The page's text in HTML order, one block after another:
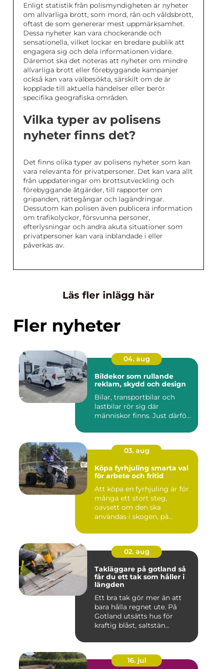
Enligt statistik från polismyndigheten är nyheter
om allvarliga brott, som mord, rån och våldsbrott,
oftast de som genererar mest uppmärksamhet.
Dessa nyheter kan vara chockerande och
sensationella, vilket lockar en bredare publik att
engagera sig och dela informationen vidare.
Däremot ska det noteras att nyheter om mindre
allvarliga brott eller förebyggande kampanjer
också kan vara välbesökta, särskilt om de är
kopplade till aktuella händelser eller berör
specifika geografiska områden.
Vilka typer av polisens
nyheter finns det?
Det finns olika typer av polisens nyheter som kan
vara relevanta för privatpersoner. Det kan vara allt
från uppdateringar om brottsutveckling och
förebyggande åtgärder, till rapporter om
gripanden, rättegångar och lagändringar.
Dessutom kan polisen även publicera information
om trafikolyckor, försvunna personer,
efterlysningar och andra akuta situationer som
privatpersoner kan vara inblandade i eller
påverkas av.
Läs fler inlägg här
Fler nyheter
04. aug
Bildekor som rullande
reklam, skydd och design
Bilar, transportbilar och
lastbilar rör sig där
människor finns. Just därfö...
03. aug
Köpa fyrhjuling smarta val
för arbete och fritid
Att köpa en fyrhjuling är för
många ett stort steg,
oavsett om den ska
användas i skogen, på
02. aug
Takläggare på gotland så
får du ett tak som håller i
längden
Ett bra tak gör mer än att
bara hålla regnet ute. På
Gotland utsätts hus för
kraftig blåst, saltstän...
16. jul